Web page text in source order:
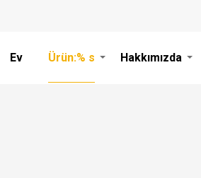
Ev Ürün:% s Hakkımızda